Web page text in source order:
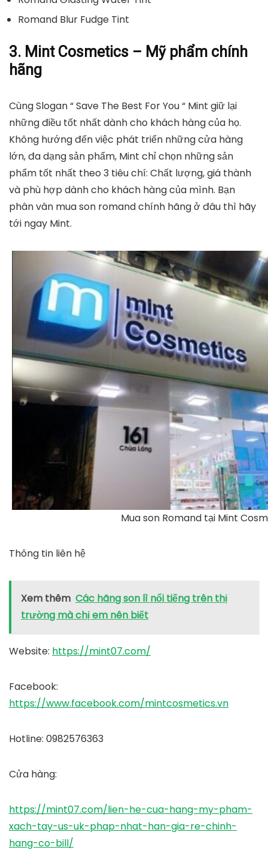
Romand Blur Fudge Tint
3. Mint Cosmetics – Mỹ phẩm chính
hãng
Cùng Slogan “ Save The Best For You “ Mint giữ lại
những điều tốt nhất dành cho khách hàng của họ.
Không hướng đến việc phát triển những cửa hàng
lớn, đa dạng sản phẩm, Mint chỉ chọn những sản
phẩm tốt nhất theo 3 tiêu chí: Chất lượng, giá thành
và phù hợp dành cho khách hàng của mình. Bạn
phân vân mua son romand chính hãng ở đâu thì hãy
tới ngay Mint.
Mua son Romand tại Mint
Thông tin liên hệ
Xem thêm Các hãng son lì nổi tiếng trên thị
trường mà chị em nên biết
Website: https://mint07.com/
Facebook:
https://www.facebook.com/mintcosmetics.vn
Hotline: 0982576363
Cửa hàng:
https://mint07.com/lien-he-cua-hang-my-pham-
xach-tay-us-uk-phap-nhat-han-gia-re-chinh-
hang-co-bill/